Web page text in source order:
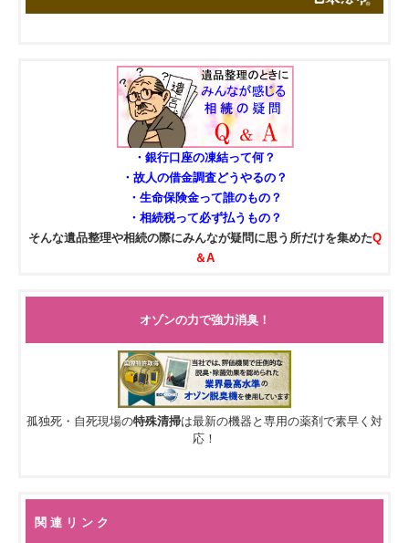
・銀行口座の凍結って何？
・故人の借金調査どうやるの？
・生命保険金って誰のもの？
・相続税って必ず払うもの？
そんな遺品整理や相続の際にみんなが疑問に思う所だけを集めたQ
＆A
オゾンの力で強力消臭！
孤独死・自死現場の特殊清掃は最新の機器と専用の薬剤で素早く対
応！
関 連 リ ン ク